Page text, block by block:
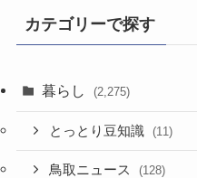
カテゴリーで探す
暮らし (2,275)
とっとり豆知識 (11)
鳥取ニュース (128)